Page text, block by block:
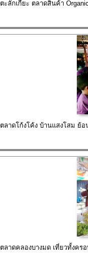
ตะลักเกี้ยะ ตลาดสินค้า
ตลาดโก้งโค้ง บ้านแสงโสม ย้
ตลาดคลองบางมด เที่ยวทั้งค